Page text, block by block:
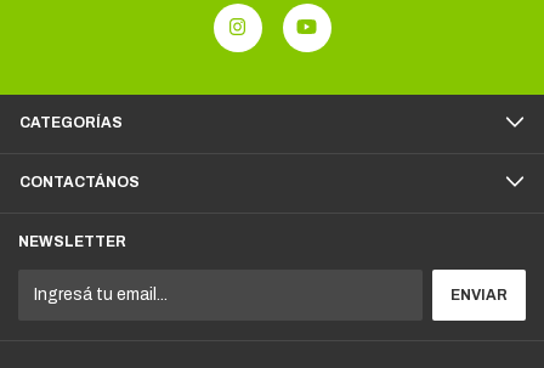
CATEGORÍAS
CONTACTÁNOS
NEWSLETTER